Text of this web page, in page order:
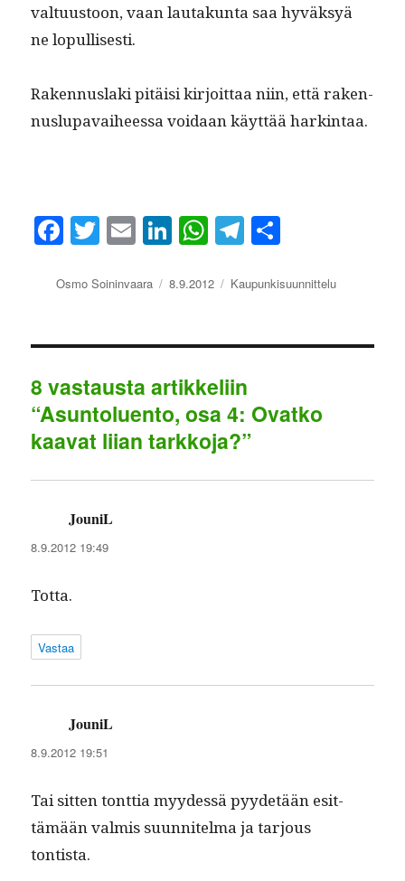
val­tu­us­toon, vaan lau­takun­ta saa hyväksyä
ne lopullisesti.
Raken­nus­la­ki pitäisi kir­joit­taa niin, että raken­
nuslu­pavai­heessa voidaan käyt­tää harkintaa.
Fa
ce
bo
T
wi
tte
E
m
ail
Li
nk
ed
W
ha
ts
pp
Te
le
gr
m
re
Kirjoittaja
Osmo Soininvaara Julkaistu
8.9.2012 Kategoriat
Kaupunkisuunnittelu
8 vastausta artikkeliin
“Asuntoluento, osa 4: Ovatko
kaavat liian tarkkoja?”
JouniL
8.9.2012 19:49
Tot­ta.
Vastaa
JouniL
8.9.2012 19:51
Tai sit­ten tont­tia myy­dessä pyy­de­tään esit­
tämään valmis suun­nitel­ma ja tar­jous
tontista.